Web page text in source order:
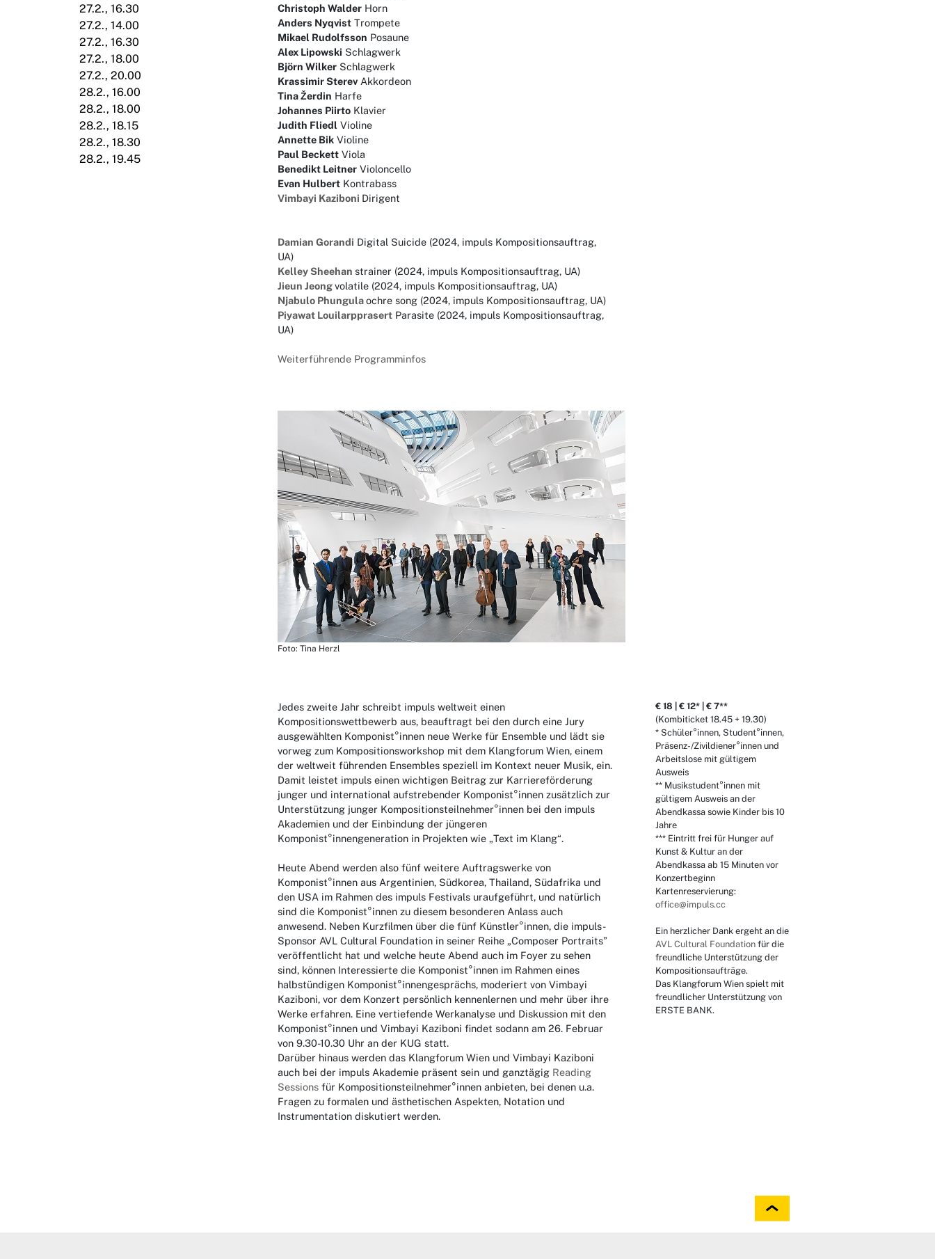
27.2., 16.30
27.2., 14.00
27.2., 16.30
27.2., 18.00
27.2., 20.00
28.2., 16.00
28.2., 18.00
28.2., 18.15
28.2., 18.30
28.2., 19.45
Christoph Walder Horn
Anders Nyqvist Trompete
Mikael Rudolfsson Posaune
Alex Lipowski Schlagwerk
Björn Wilker Schlagwerk
Krassimir Sterev Akkordeon
Tina Žerdin Harfe
Johannes Piirto Klavier
Judith Fliedl Violine
Annette Bik Violine
Paul Beckett Viola
Benedikt Leitner Violoncello
Evan Hulbert Kontrabass
Vimbayi Kaziboni Dirigent
Damian Gorandi Digital Suicide (2024, impuls Kompositionsauftrag,
UA)
Kelley Sheehan strainer (2024, impuls Kompositionsauftrag, UA)
Jieun Jeongvolatile (2024, impuls Kompositionsauftrag, UA)
Njabulo Phungulaochre song (2024, impuls Kompositionsauftrag, UA)
Piyawat Louilarpprasert Parasite (2024, impuls Kompositionsauftrag,
UA)
Weiterführende Programminfos
Foto: Tina Herzl
Jedes zweite Jahr schreibt impuls weltweit einen
Kompositionswettbewerb aus, beauftragt bei den durch eine Jury
ausgewählten Komponist°innen neue Werke für Ensemble und lädt sie
vorweg zum Kompositionsworkshop mit dem Klangforum Wien, einem
der weltweit führenden Ensembles speziell im Kontext neuer Musik, ein.
Damit leistet impuls einen wichtigen Beitrag zur Karriereförderung
junger und international aufstrebender Komponist°innen zusätzlich zur
Unterstützung junger Kompositionsteilnehmer°innen bei den impuls
Akademien und der Einbindung der jüngeren
Komponist°innengeneration in Projekten wie „Text im Klang“.
Heute Abend werden also fünf weitere Auftragswerke von
Komponist°innen aus Argentinien, Südkorea, Thailand, Südafrika und
den USA im Rahmen des impuls Festivals uraufgeführt, und natürlich
sind die Komponist°innen zu diesem besonderen Anlass auch
anwesend. Neben Kurzfilmen über die fünf Künstler°innen, die impuls-
Sponsor AVL Cultural Foundation in seiner Reihe „Composer Portraits”
veröffentlicht hat und welche heute Abend auch im Foyer zu sehen
sind, können Interessierte die Komponist°innen im Rahmen eines
halbstündigen Komponist°innengesprächs, moderiert von Vimbayi
Kaziboni, vor dem Konzert persönlich kennenlernen und mehr über ihre
Werke erfahren. Eine vertiefende Werkanalyse und Diskussion mit den
Komponist°innen und Vimbayi Kaziboni findet sodann am 26. Februar
von 9.30-10.30 Uhr an der KUG statt.
Darüber hinaus werden das Klangforum Wien und Vimbayi Kaziboni
auch bei der impuls Akademie präsent sein und ganztägig Reading
Sessions für Kompositionsteilnehmer°innen anbieten, bei denen u.a.
Fragen zu formalen und ästhetischen Aspekten, Notation und
Instrumentation diskutiert werden.
€ 18 | € 12* | € 7**
(Kombiticket 18.45 + 19.30)
* Schüler°innen, Student°innen,
Präsenz-/Zivildiener°innen und
Arbeitslose mit gültigem
Ausweis
** Musikstudent°innen mit
gültigem Ausweis an der
Abendkassa sowie Kinder bis 10
Jahre
*** Eintritt frei für Hunger auf
Kunst & Kultur an der
Abendkassa ab 15 Minuten vor
Konzertbeginn
Kartenreservierung:
office@impuls.cc
Ein herzlicher Dank ergeht an die
AVL Cultural Foundationfür die
freundliche Unterstützung der
Kompositionsaufträge.
Das Klangforum Wien spielt mit
freundlicher Unterstützung von
ERSTE BANK.